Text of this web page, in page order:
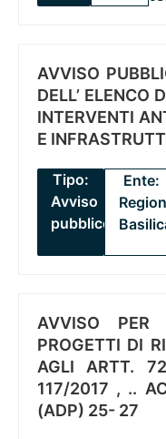
AVVISO
DELL’ ELENCO
INTERVENTI
E
Tipo:
Avviso
pubblico
Ente:
AVVISO PER
PROGETTI DI
AGLI ARTT.
117/2017 , ..
(ADP) 25- 27